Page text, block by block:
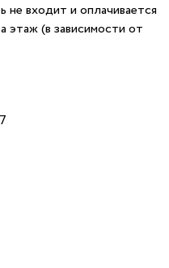
входит и оплачивается
этаж (в зависимости от